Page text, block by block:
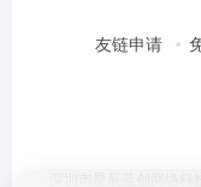
友链申请